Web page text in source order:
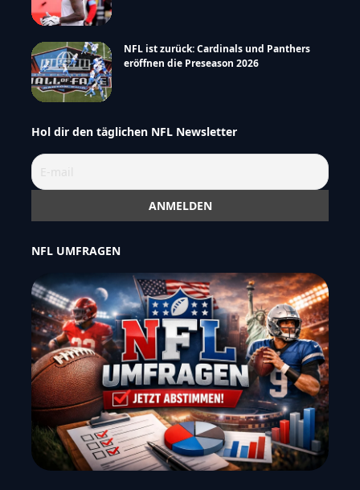
NFL ist zurück: Cardinals und Panthers
eröffnen die Preseason 2026
Hol dir den täglichen NFL Newsletter
NFL UMFRAGEN